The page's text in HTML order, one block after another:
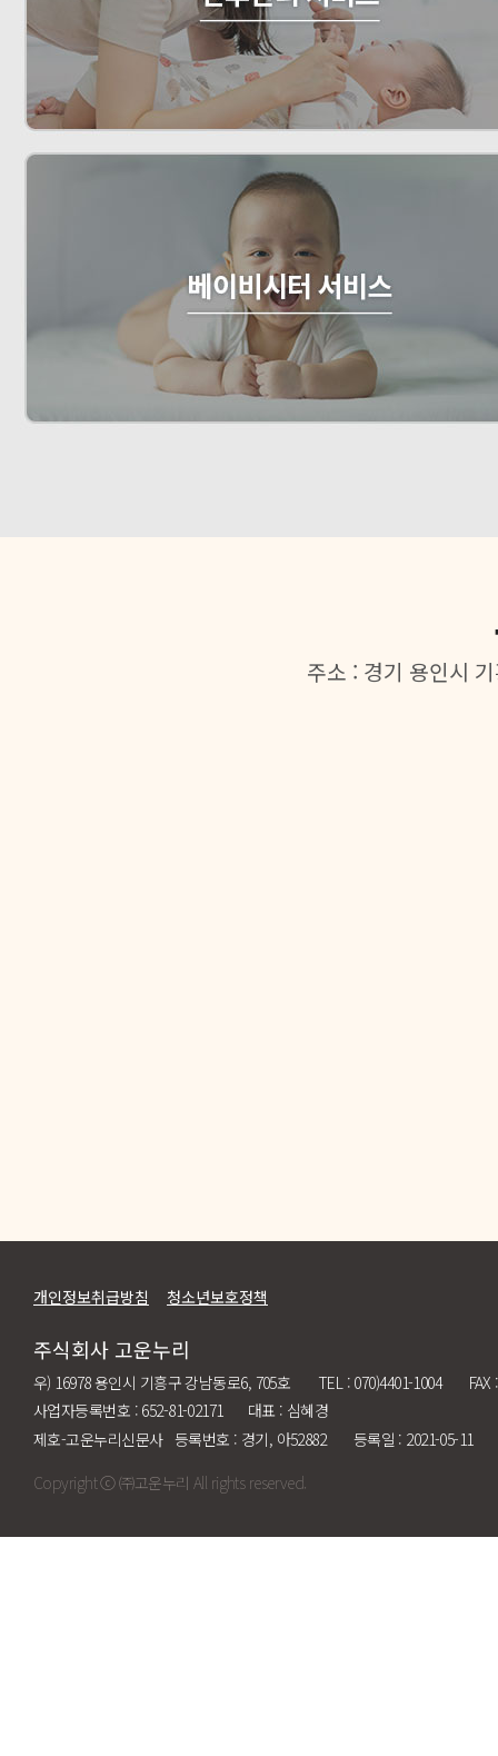
주소 : 경기 용인시
개인정보취급방침 청소년보호정책
주식회사 고운누리
우) 16978 용인시 기흥구 강남동로6, 705호 TEL : 070)4401-1004
사업자등록번호 : 652-81-02171
대표 : 심혜경
제호-고운누리신문사 등록번호 : 경기, 아52882
등록일 : 2021-05-11
Copyright ⓒ ㈜고운누리 All rights reserved.